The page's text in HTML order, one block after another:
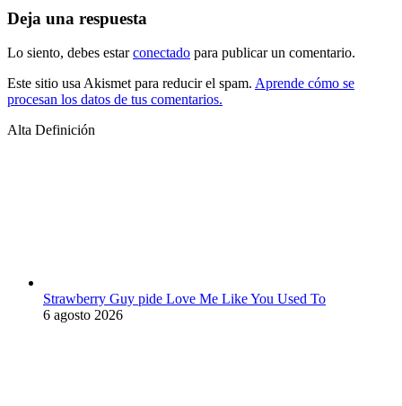
Deja una respuesta
Lo siento, debes estarconectado para publicar un comentario.
Este sitio usa Akismet para reducir el spam. Aprende cómo se
procesan los datos de tus comentarios.
Alta Definición
Strawberry Guy pide Love Me Like You Used To
6 agosto 2026